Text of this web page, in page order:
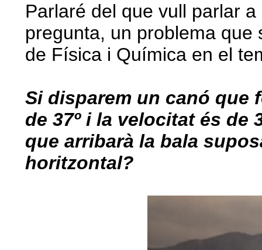
Parlaré del que vull parlar
pregunta, un problema que
de Física i Química en el
Si disparem un canó que
de 37º i la velocitat és de
que arribarà la bala
horitzontal?